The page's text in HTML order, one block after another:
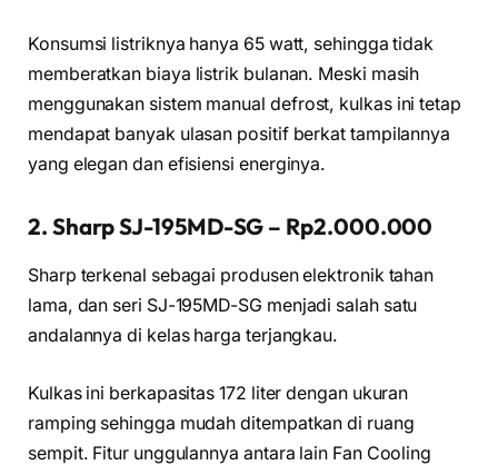
Konsumsi listriknya hanya 65 watt, sehingga tidak
memberatkan biaya listrik bulanan. Meski masih
menggunakan sistem manual defrost, kulkas ini tetap
mendapat banyak ulasan positif berkat tampilannya
yang elegan dan efisiensi energinya.
2. Sharp SJ-195MD-SG – Rp2.000.000
Sharp terkenal sebagai produsen elektronik tahan
lama, dan seri SJ-195MD-SG menjadi salah satu
andalannya di kelas harga terjangkau.
Kulkas ini berkapasitas 172 liter dengan ukuran
ramping sehingga mudah ditempatkan di ruang
sempit. Fitur unggulannya antara lain Fan Cooling